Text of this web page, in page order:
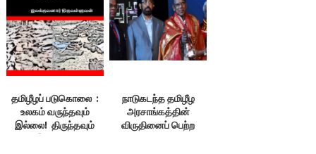
தமிழீழப் படுகொலை :
உலகம் வருந்தவும்
இல்லை! திருந்தவும்
நாடுகடந்த தமிழீழ
அரசாங்கத்தின்
விருதினைப் பெற்ற